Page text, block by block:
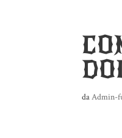
daAdmin-